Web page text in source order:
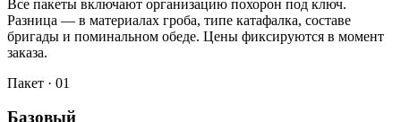
Все пакеты включают организацию похорон под ключ.
Разница — в материалах гроба, типе катафалка, составе
бригады и поминальном обеде. Цены фиксируются в момент
заказа.
Пакет · 01
Базовый